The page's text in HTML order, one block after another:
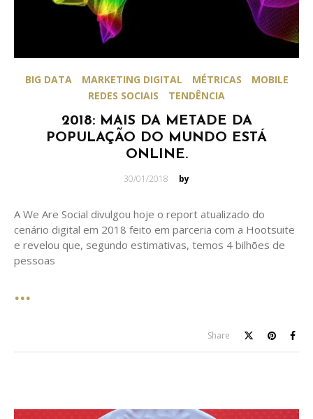
BIG DATA MARKETING DIGITAL MÉTRICAS
MOBILE
REDES SOCIAIS
TENDÊNCIA
2018: MAIS DA METADE DA
POPULAÇÃO DO MUNDO ESTÁ
ONLINE.
Posted
30/01/2018 by
A We Are Social divulgou hoje o report atualizado do
cenário digital em 2018 feito em parceria com a Hootsuite
e revelou que, segundo estimativas, temos 4 bilhões de
pessoas
Share